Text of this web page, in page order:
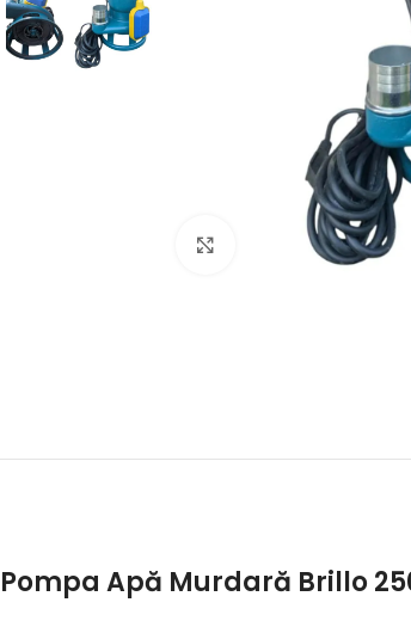
Click to enlarge
Pompa Apă Murdară Brillo